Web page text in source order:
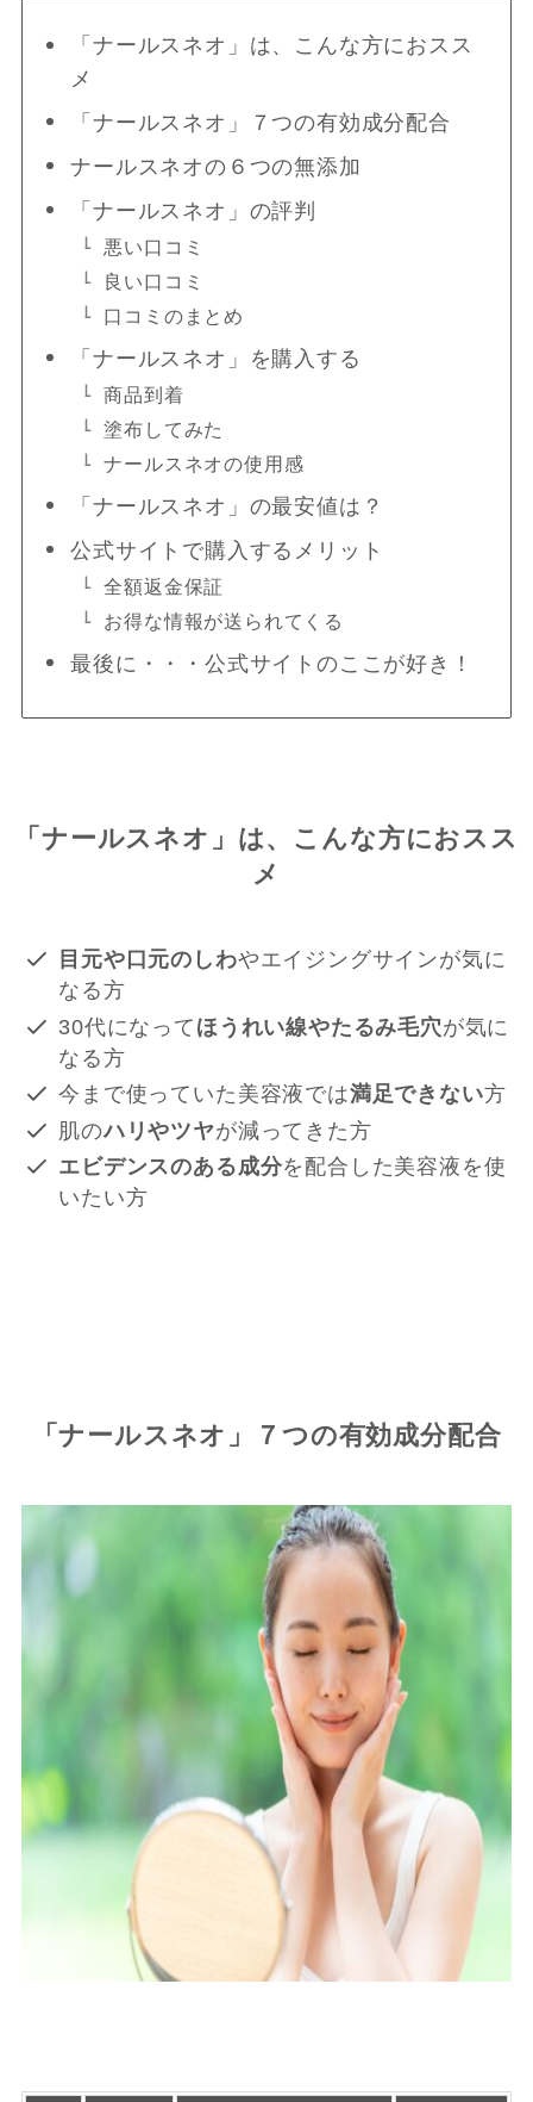
「ナールスネオ」は、こんな方におスス
メ
「ナールスネオ」７つの有効成分配合
ナールスネオの６つの無添加
「ナールスネオ」の評判
悪い口コミ
良い口コミ
口コミのまとめ
「ナールスネオ」を購入する
商品到着
塗布してみた
ナールスネオの使用感
「ナールスネオ」の最安値は？
公式サイトで購入するメリット
全額返金保証
お得な情報が送られてくる
最後に・・・公式サイトのここが好き！
「ナールスネオ」は、こんな方におスス
メ
目元や口元のしわやエイジングサインが気に
なる方
30代になって ほうれい線やたるみ毛穴が気に
なる方
今まで使っていた美容液では満足できない方
肌のハリやツヤが減ってきた方
エビデンスのある成分を配合した美容液を使
いたい方
「ナールスネオ」７つの有効成分配合